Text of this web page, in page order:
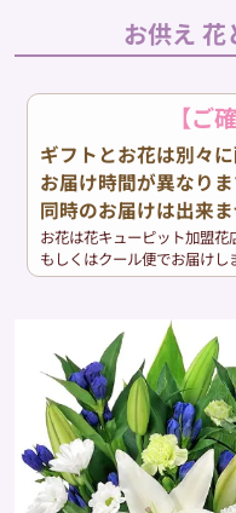
お供え 花
【ご
ギフトとお花は別々
お届け時間が異なりま
同時のお届けは出来
お花は花キューピット加盟
もしくはクール便でお届けし